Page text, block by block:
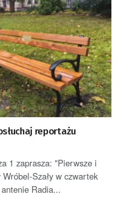
reportażu
1 zaprasza: "Pierwsze i
Szały w czwartek
Radia...